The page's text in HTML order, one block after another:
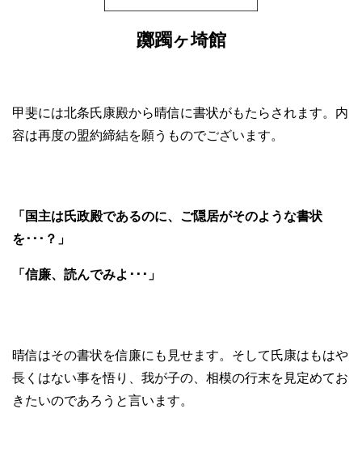
躑躅ヶ埼館
甲斐には北条氏康殿から晴信に書状がもたらされます。内
容は再度の盟約締結を願うものでございます。
「国主は氏政殿であるのに、ご隠居がそのような書状
を･･･？」
「信廉、読んでみよ･･･」
晴信はその書状を信廉にも見せます。そして氏康はもはや
長くはない事を悟り、我が子の、相模の行末を見定めてお
きたいのであろうと言います。